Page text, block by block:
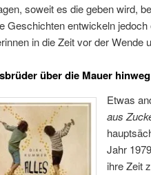
soweit es die geben wird,
Geschichten entwickeln
in die Zeit vor der Wende
über die Mauer hinweg
Etwas
aus
Jahr
ihre Zeit